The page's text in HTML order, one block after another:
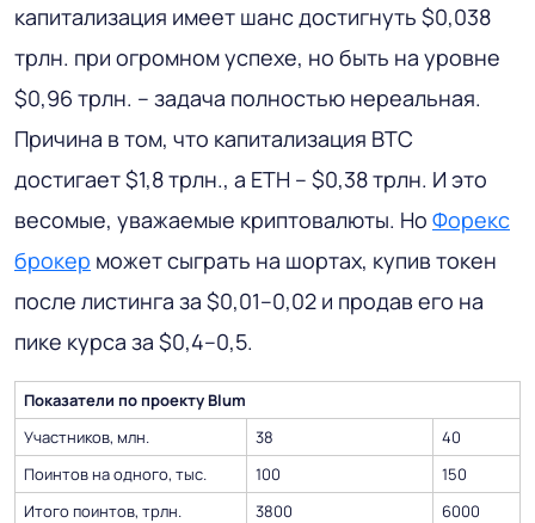
капитализация имеет шанс достигнуть $0,038
трлн. при огромном успехе, но быть на уровне
$0,96 трлн. – задача полностью нереальная.
Причина в том, что капитализация BTC
достигает $1,8 трлн., а ETH – $0,38 трлн. И это
весомые, уважаемые криптовалюты. Но Форекс
брокер может сыграть на шортах, купив токен
после листинга за $0,01–0,02 и продав его на
пике курса за $0,4–0,5.
Показатели по проекту Blum
Участников, млн.
38
40
Поинтов на одного, тыс.
100
150
Итого поинтов, трлн.
3800
6000